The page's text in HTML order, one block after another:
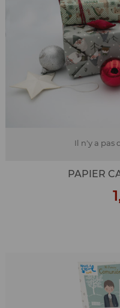
Il n'y a pas
PAPIER